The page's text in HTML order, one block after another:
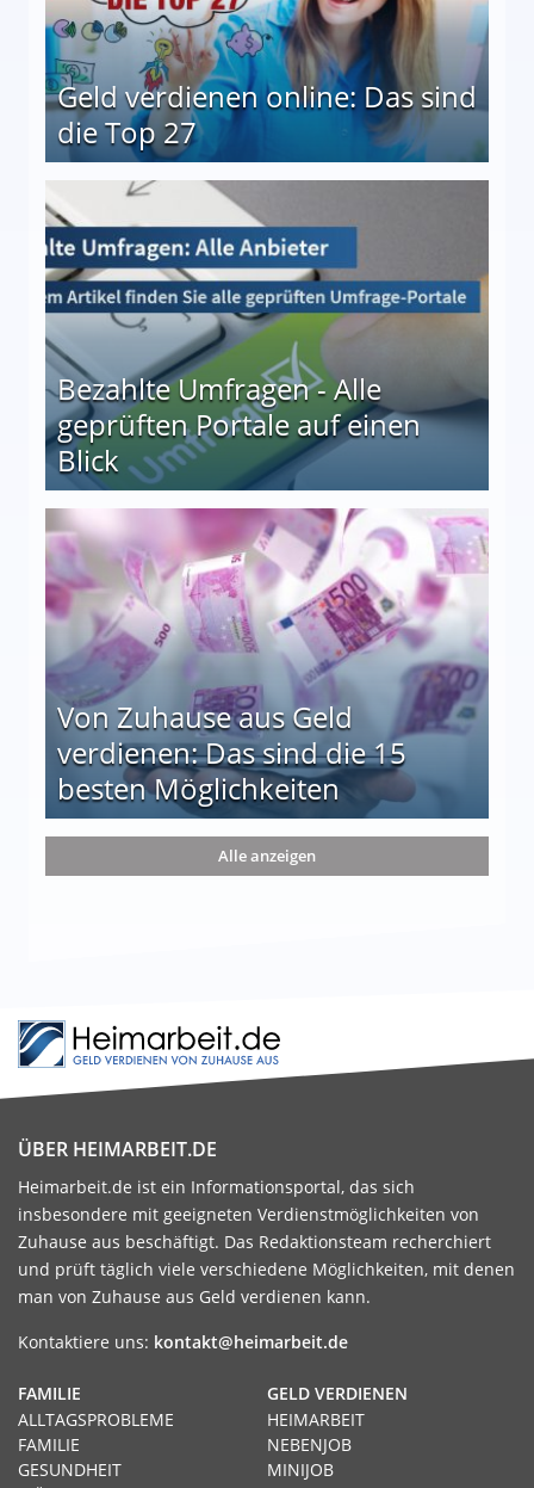
Geld verdienen online: Das sind
die Top 27
Bezahlte Umfragen - Alle
geprüften Portale auf einen
Blick
auf einen Blick
Von Zuhause aus Geld
verdienen: Das sind die 15
besten Möglichkeiten
die 15 besten Möglichkeiten
Alle anzeigen
ÜBER HEIMARBEIT.DE
Heimarbeit.de ist ein Informationsportal, das sich
insbesondere mit geeigneten Verdienstmöglichkeiten von
Zuhause aus beschäftigt. Das Redaktionsteam recherchiert
und prüft täglich viele verschiedene Möglichkeiten, mit denen
man von Zuhause aus Geld verdienen kann.
Kontaktiere uns: kontakt@heimarbeit.de
GELD VERDIENEN
HEIMARBEIT
NEBENJOB
MINIJOB
FAMILIE
ALLTAGSPROBLEME
FAMILIE
GESUNDHEIT